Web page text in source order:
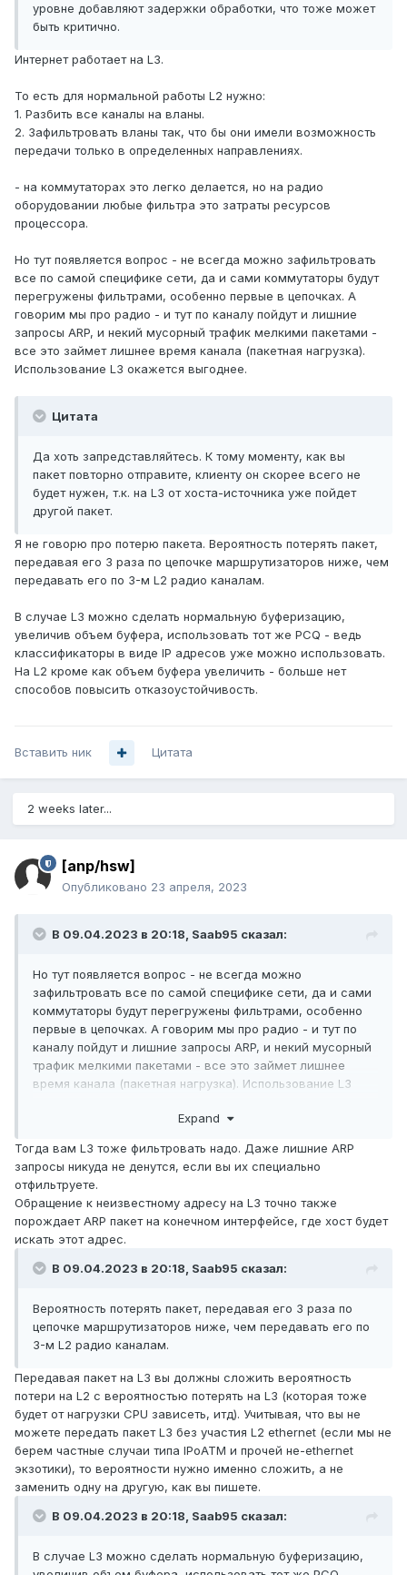
уровне добавляют задержки обработки, что тоже может
быть критично.
Интернет работает на L3.
То есть для нормальной работы L2 нужно:
1. Разбить все каналы на вланы.
2. Зафильтровать вланы так, что бы они имели возможность
передачи только в определенных направлениях.
- на коммутаторах это легко делается, но на радио
оборудовании любые фильтра это затраты ресурсов
процессора.
Но тут появляется вопрос - не всегда можно зафильтровать
все по самой специфике сети, да и сами коммутаторы будут
перегружены фильтрами, особенно первые в цепочках. А
говорим мы про радио - и тут по каналу пойдут и лишние
запросы ARP, и некий мусорный трафик мелкими пакетами -
все это займет лишнее время канала (пакетная нагрузка).
Использование L3 окажется выгоднее.
Цитата
Да хоть запредставляйтесь. К тому моменту, как вы
пакет повторно отправите, клиенту он скорее всего не
будет нужен, т.к. на L3 от хоста-источника уже пойдет
другой пакет.
Я не говорю про потерю пакета. Вероятность потерять пакет,
передавая его 3 раза по цепочке маршрутизаторов ниже, чем
передавать его по 3-м L2 радио каналам.
В случае L3 можно сделать нормальную буферизацию,
увеличив объем буфера, использовать тот же PCQ - ведь
классификаторы в виде IP адресов уже можно использовать.
На L2 кроме как объем буфера увеличить - больше нет
способов повысить отказоустойчивость.
Вставить ник Цитата
2 weeks later...
[anp/hsw]
Опубликовано 23 апреля, 2023
В 09.04.2023 в 20:18, Saab95 сказал:
Но тут появляется вопрос - не всегда можно
зафильтровать все по самой специфике сети, да и сами
коммутаторы будут перегружены фильтрами, особенно
первые в цепочках. А говорим мы про радио - и тут по
каналу пойдут и лишние запросы ARP, и некий мусорный
трафик мелкими пакетами - все это займет лишнее
время канала (пакетная нагрузка). Использование L3
Expand
Тогда вам L3 тоже фильтровать надо. Даже лишние ARP
запросы никуда не денутся, если вы их специально
отфильтруете.
Обращение к неизвестному адресу на L3 точно также
порождает ARP пакет на конечном интерфейсе, где хост будет
искать этот адрес.
В 09.04.2023 в 20:18, Saab95 сказал:
Вероятность потерять пакет, передавая его 3 раза по
цепочке маршрутизаторов ниже, чем передавать его по
3-м L2 радио каналам.
Передавая пакет на L3 вы должны сложить вероятность
потери на L2 с вероятностью потерять на L3 (которая тоже
будет от нагрузки CPU зависеть, итд). Учитывая, что вы не
можете передать пакет L3 без участия L2 ethernet (если мы не
берем частные случаи типа IPoATM и прочей не-ethernet
экзотики), то вероятности нужно именно сложить, а не
заменить одну на другую, как вы пишете.
В 09.04.2023 в 20:18, Saab95 сказал:
В случае L3 можно сделать нормальную буферизацию,